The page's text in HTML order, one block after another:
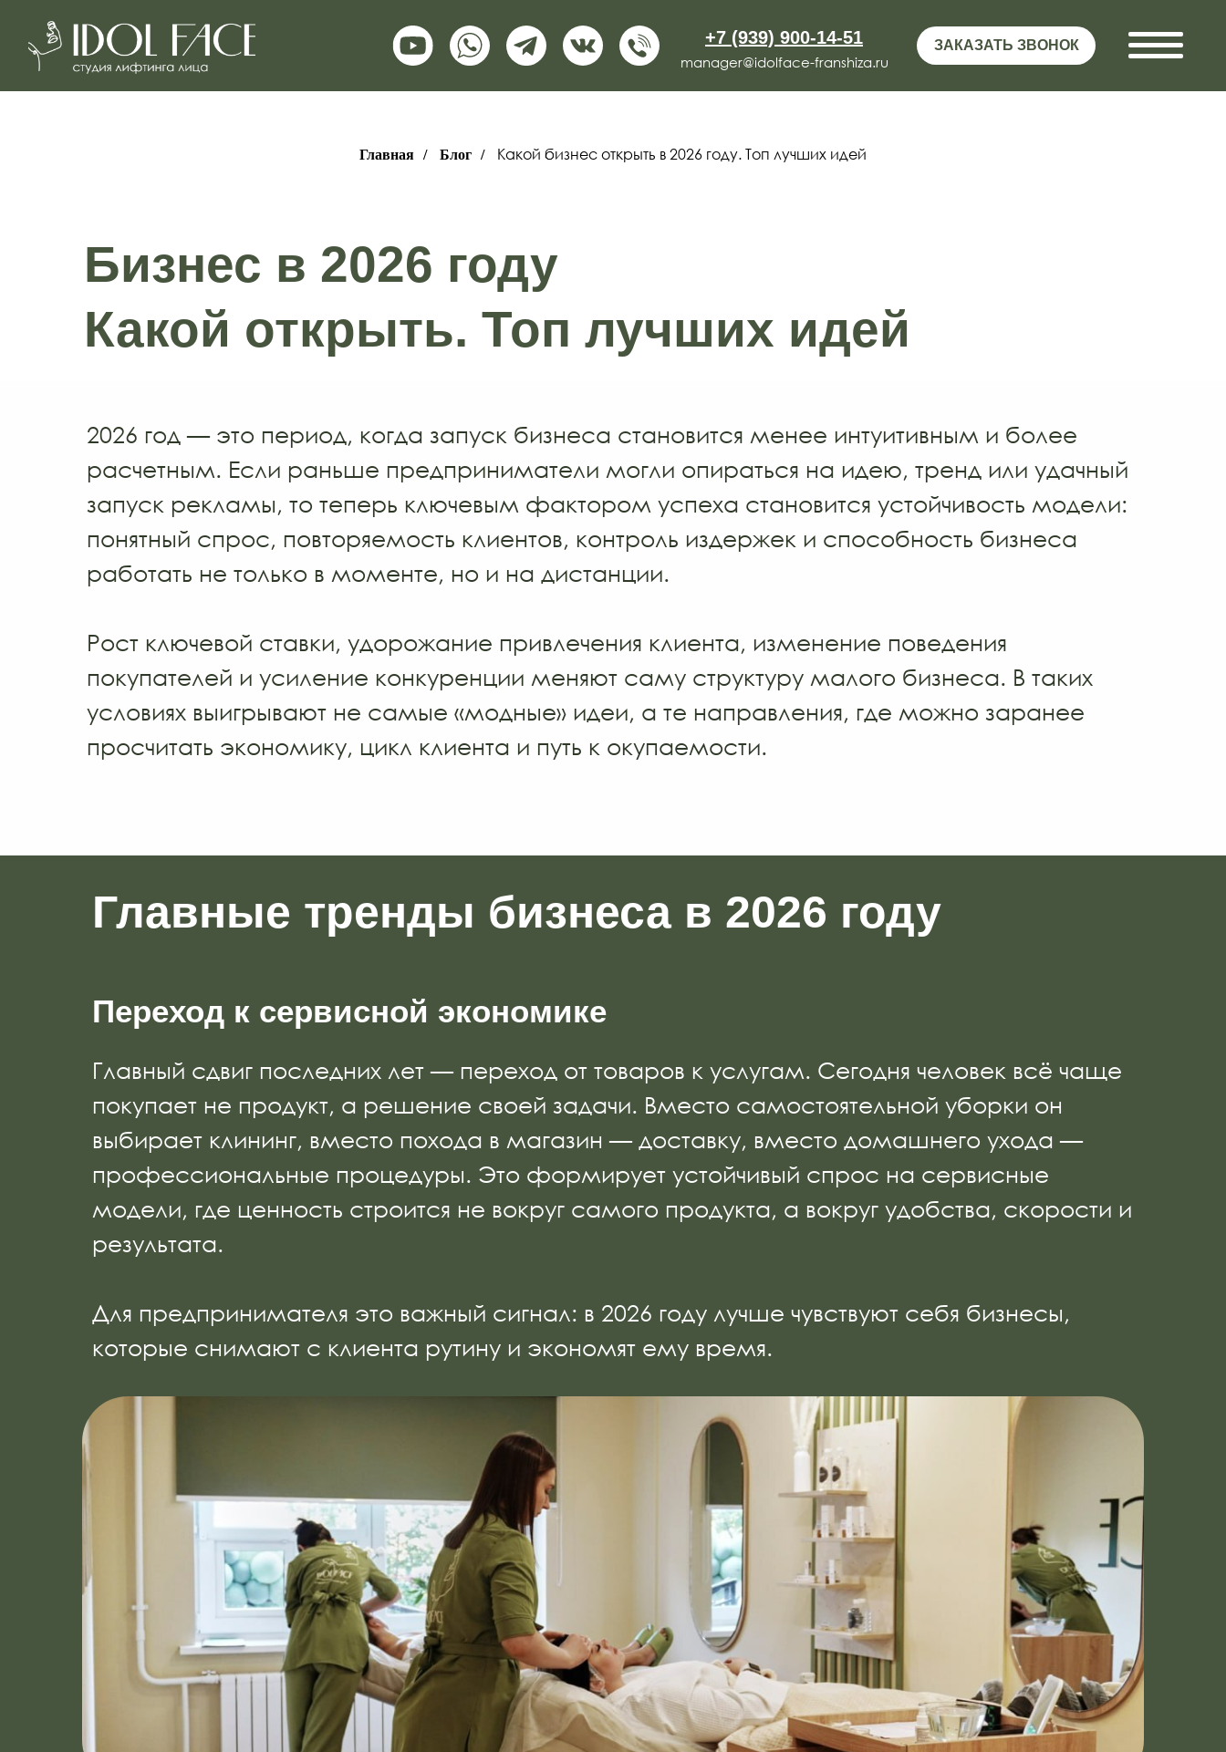
+7 (939) 900-14-51 ЗАКАЗАТЬ ЗВОНОК
09:00 - 20:00
manager@idolface-franshiza.ru
Главная / Блог / Какой бизнес открыть в 2026 году. Топ лучших идей
Бизнес в 2026 году
Какой открыть. Топ лучших идей
2026 год — это период, когда запуск бизнеса становится менее интуитивным и более
расчетным. Если раньше предприниматели могли опираться на идею, тренд или удачный
запуск рекламы, то теперь ключевым фактором успеха становится устойчивость модели:
понятный спрос, повторяемость клиентов, контроль издержек и способность бизнеса
работать не только в моменте, но и на дистанции.
Рост ключевой ставки, удорожание привлечения клиента, изменение поведения
покупателей и усиление конкуренции меняют саму структуру малого бизнеса. В таких
условиях выигрывают не самые «модные» идеи, а те направления, где можно заранее
просчитать экономику, цикл клиента и путь к окупаемости.
Главные тренды бизнеса в 2026 году
Переход к сервисной экономике
Главный сдвиг последних лет — переход от товаров к услугам. Сегодня человек всё чаще
покупает не продукт, а решение своей задачи. Вместо самостоятельной уборки он
выбирает клининг, вместо похода в магазин — доставку, вместо домашнего ухода —
профессиональные процедуры. Это формирует устойчивый спрос на сервисные
модели, где ценность строится не вокруг самого продукта, а вокруг удобства, скорости и
результата.
Для предпринимателя это важный сигнал: в 2026 году лучше чувствуют себя бизнесы,
которые снимают с клиента рутину и экономят ему время.